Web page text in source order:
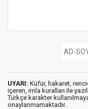
UYARI: Küfür, hakaret,
içeren, imla kuralları ile
Türkçe karakter
onaylanmamaktadır.